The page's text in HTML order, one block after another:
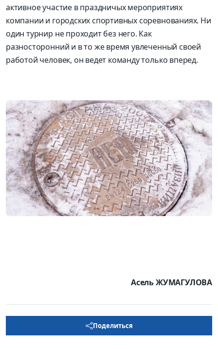
активное участие в праздничых мероприятиях
компании и городских спортивных соревнованиях. Ни
один турнир не проходит без него. Как
разносторонний и в то же время увлеченный своей
работой человек, он ведет команду только вперед.
Асель ЖУМАГУЛОВА
Поделиться